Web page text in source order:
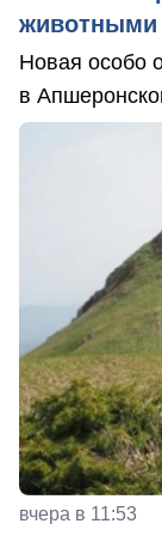
животными
Новая особо
в
вчера в 11:53